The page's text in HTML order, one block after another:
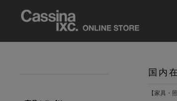
国内
【家具・